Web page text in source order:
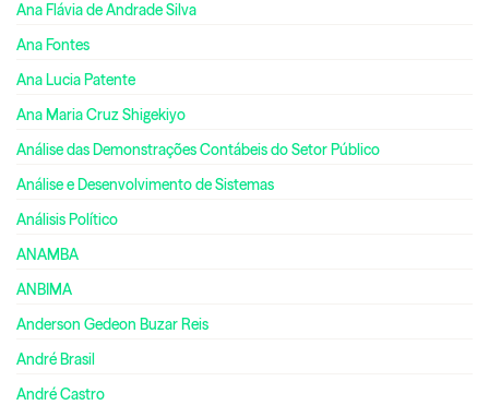
Ana Flávia de Andrade Silva
Ana Fontes
Ana Lucia Patente
Ana Maria Cruz Shigekiyo
Análise das Demonstrações Contábeis do Setor Público
Análise e Desenvolvimento de Sistemas
Análisis Político
ANAMBA
ANBIMA
Anderson Gedeon Buzar Reis
André Brasil
André Castro